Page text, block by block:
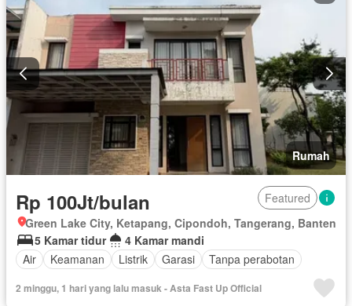
Rumah
Rp 100Jt/bulan
Featured
Green Lake City, Ketapang, Cipondoh, Tangerang, Banten
5 Kamar tidur
4 Kamar mandi
Air
Keamanan Listrik Garasi Tanpa perabotan
2 minggu, 1 hari yang lalu masuk - Asta Fast Up Official